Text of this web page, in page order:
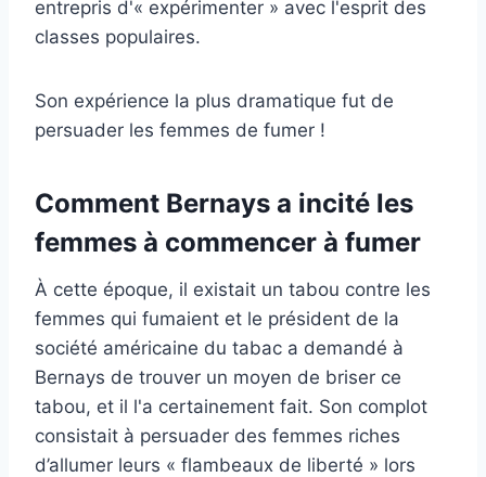
entrepris d'« expérimenter » avec l'esprit des
classes populaires.
Son expérience la plus dramatique fut de
persuader les femmes de fumer !
Comment Bernays a incité les
femmes à commencer à fumer
À cette époque, il existait un tabou contre les
femmes qui fumaient et le président de la
société américaine du tabac a demandé à
Bernays de trouver un moyen de briser ce
tabou, et il l'a certainement fait. Son complot
consistait à persuader des femmes riches
d’allumer leurs « flambeaux de liberté » lors